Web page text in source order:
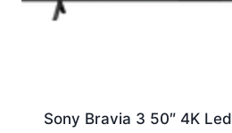
Sony Bravia 3 50″ 4K Led